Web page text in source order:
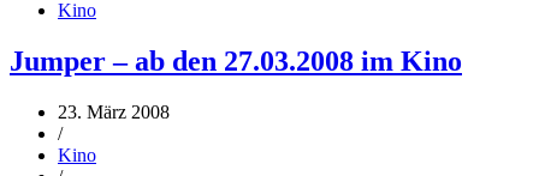
Kino
Jumper – ab den 27.03.2008 im Kino
23. März 2008
/
Kino